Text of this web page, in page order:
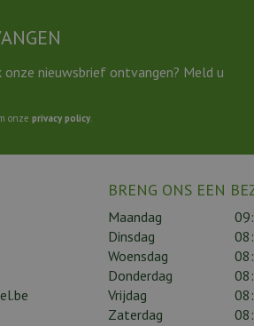
nieuwsbrief ontvangen? Meld u
onze privacy policy
BRENG ONS EEN
Maandag
Dinsdag
Woensdag
Donderdag
Vrijdag
Zaterdag